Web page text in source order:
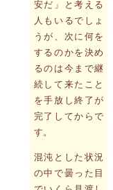
安だ」と考える
人もいるでしょ
うが、次に何を
するのかを決め
るのは今まで継
続して来たこと
を手放し終了が
完了してからで
す。
混沌とした状況
の中で曇った目